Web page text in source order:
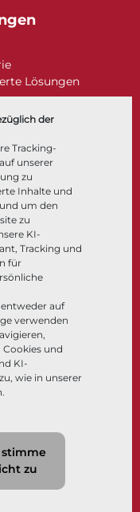
der
Tracking-
unserer
zu
Inhalte und
um den
zu
KI-
Tracking und
für
auf
verwenden
und
KI-
wie in unserer
stimme
zu
Lösungen